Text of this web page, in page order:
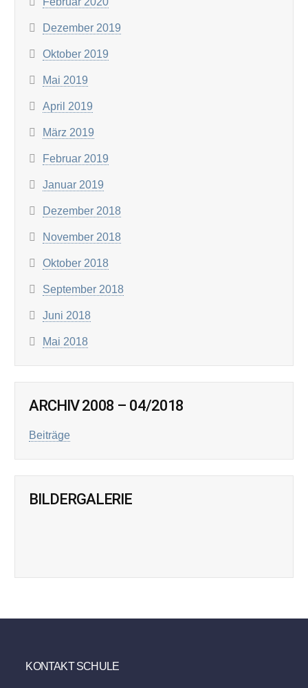
Dezember 2019
Oktober 2019
Mai 2019
April 2019
März 2019
Februar 2019
Januar 2019
Dezember 2018
November 2018
Oktober 2018
September 2018
Juni 2018
Mai 2018
ARCHIV 2008 – 04/2018
Beiträge
BILDERGALERIE
KONTAKT SCHULE